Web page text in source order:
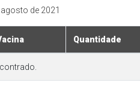
de 2021
Quantidade